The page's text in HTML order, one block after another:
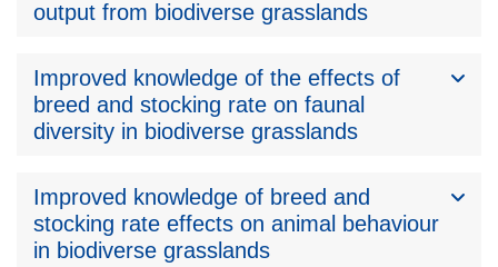
output from biodiverse grasslands
Improved knowledge of the effects of
breed and stocking rate on faunal
diversity in biodiverse grasslands
Improved knowledge of breed and
stocking rate effects on animal behaviour
in biodiverse grasslands